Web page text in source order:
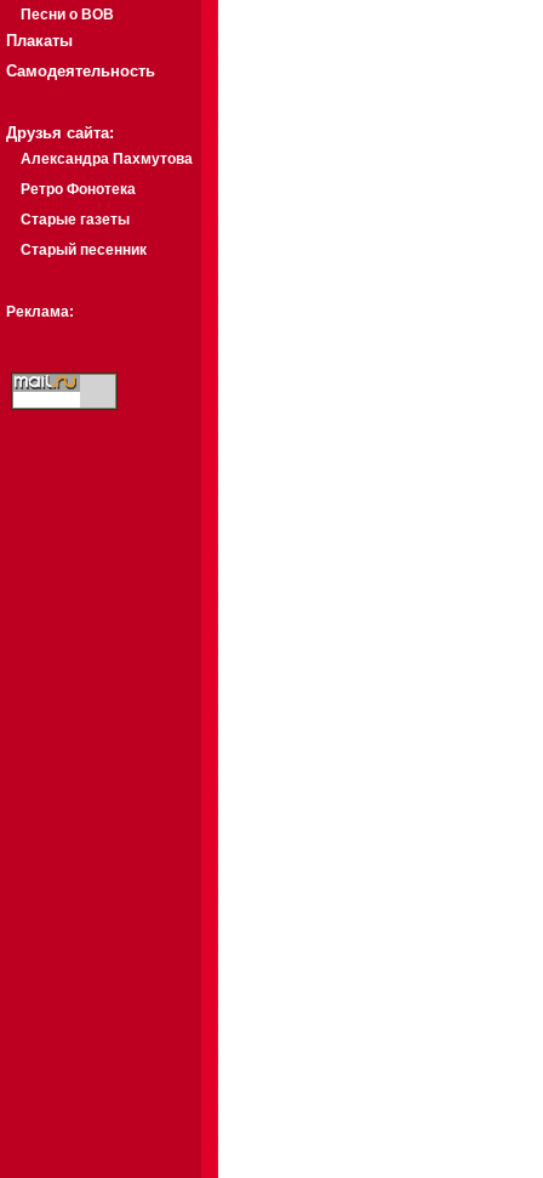
Песни о ВОВ
Плакаты
Самодеятельность
Друзья сайта:
Александра Пахмутова
Ретро Фонотека
Старые газеты
Старый песенник
Реклама: